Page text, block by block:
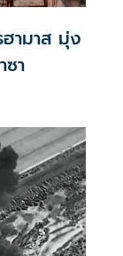
ามาส มุ่ง
ซา